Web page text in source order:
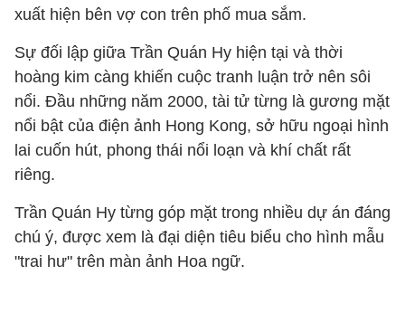
xuất hiện bên vợ con trên phố mua sắm.
Sự đối lập giữa Trần Quán Hy hiện tại và thời
hoàng kim càng khiến cuộc tranh luận trở nên sôi
nổi. Đầu những năm 2000, tài tử từng là gương mặt
nổi bật của điện ảnh Hong Kong, sở hữu ngoại hình
lai cuốn hút, phong thái nổi loạn và khí chất rất
riêng.
Trần Quán Hy từng góp mặt trong nhiều dự án đáng
chú ý, được xem là đại diện tiêu biểu cho hình mẫu
"trai hư" trên màn ảnh Hoa ngữ.